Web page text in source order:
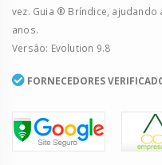
vez. Guia ® Bríndice,
anos.
Versão: Evolution 9.8
FORNECEDORES